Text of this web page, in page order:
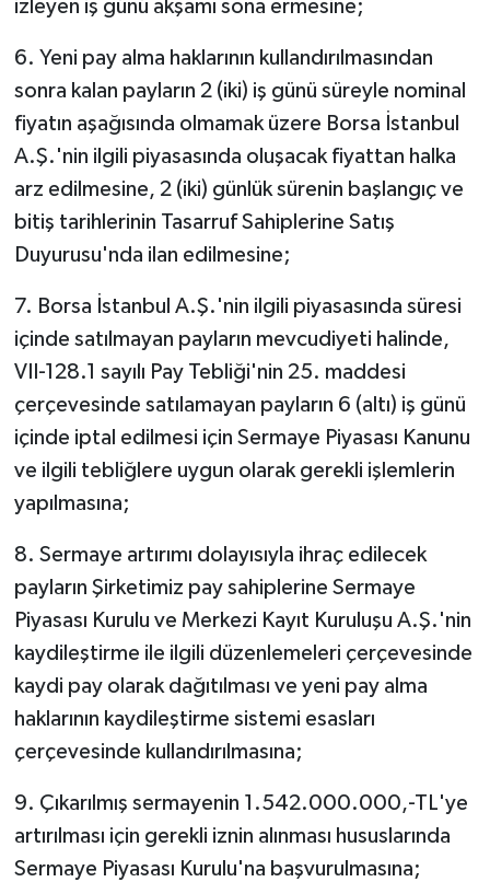
izleyen iş günü akşamı sona ermesine;
6. Yeni pay alma haklarının kullandırılmasından
sonra kalan payların 2 (iki) iş günü süreyle nominal
fiyatın aşağısında olmamak üzere Borsa İstanbul
A.Ş.'nin ilgili piyasasında oluşacak fiyattan halka
arz edilmesine, 2 (iki) günlük sürenin başlangıç ve
bitiş tarihlerinin Tasarruf Sahiplerine Satış
Duyurusu'nda ilan edilmesine;
7. Borsa İstanbul A.Ş.'nin ilgili piyasasında süresi
içinde satılmayan payların mevcudiyeti halinde,
VII-128.1 sayılı Pay Tebliği'nin 25. maddesi
çerçevesinde satılamayan payların 6 (altı) iş günü
içinde iptal edilmesi için Sermaye Piyasası Kanunu
ve ilgili tebliğlere uygun olarak gerekli işlemlerin
yapılmasına;
8. Sermaye artırımı dolayısıyla ihraç edilecek
payların Şirketimiz pay sahiplerine Sermaye
Piyasası Kurulu ve Merkezi Kayıt Kuruluşu A.Ş.'nin
kaydileştirme ile ilgili düzenlemeleri çerçevesinde
kaydi pay olarak dağıtılması ve yeni pay alma
haklarının kaydileştirme sistemi esasları
çerçevesinde kullandırılmasına;
9. Çıkarılmış sermayenin 1.542.000.000,-TL'ye
artırılması için gerekli iznin alınması hususlarında
Sermaye Piyasası Kurulu'na başvurulmasına;